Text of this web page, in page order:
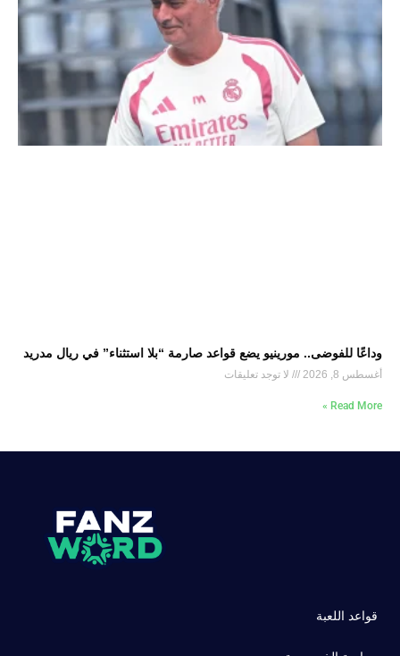
وداعًا للفوضى.. مورينيو يضع قواعد صارمة “بلا استثناء” في ريال مدريد
أغسطس 8, 2026 لا توجد تعليقات
Read More »
قواعد اللعبة